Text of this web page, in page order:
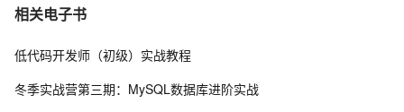
7 我的博客即将入驻“云栖社区”，诚邀技术同仁一同入
8 思科路由器的密码恢复
相关电子书
低代码开发师（初级）实战教程
冬季实战营第三期：MySQL数据库进阶实战